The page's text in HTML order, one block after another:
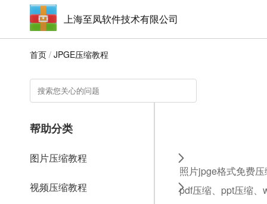
上海至凤软件技术有限公司
首页 / JPGE压缩教程
帮助分类
图片压缩教程
视频压缩教程
照片jpge格式免费
pdf压缩、ppt压缩